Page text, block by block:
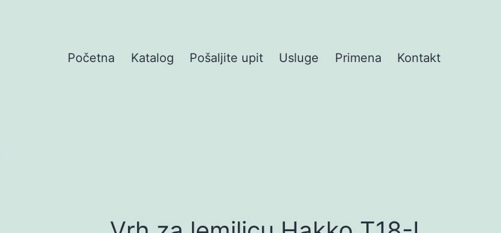
Početna Katalog Pošaljite upit Usluge Primena Kontakt